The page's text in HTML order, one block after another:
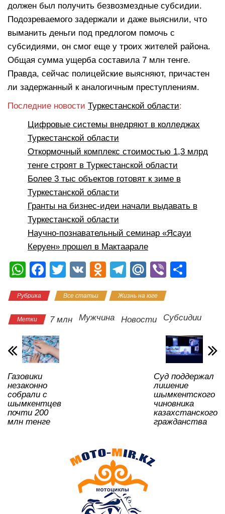
должен был получить безвозмездные субсидии.
Подозреваемого задержали и даже выяснили, что
выманить деньги под предлогом помочь с
субсидиями, он смог еще у троих жителей района.
Общая сумма ущерба составила 7 млн тенге.
Правда, сейчас полицейские выясняют, причастен
ли задержанный к аналогичным преступлениям.
Последние новости Туркестанской области:
Цифровые системы внедряют в колледжах
Туркестанской области
Откормочный комплекс стоимостью 1,3 млрд
тенге строят в Туркестанской области
Более 3 тыс объектов готовят к зиме в
Туркестанской области
Гранты на бизнес-идеи начали выдавать в
Туркестанской области
Научно-познавательный семинар «Ясауи
Керуен» прошел в Мактаарале
W
at
s
A
p
p
F
c
e
b
o
o
k
T
tt
er
V
O
n
o
T
e
gr
M
.R
u
Vi
а
в
и
ть
Рубрика Все статьи Жизнь на юге
Метки 7 млн Мужчина Новости Субсидии
Газовики
незаконно
собрали с
шымкентцев
почти 200
млн тенге
Суд поддержал
лишение
шымкентского
чиновника
казахстанского
гражданства